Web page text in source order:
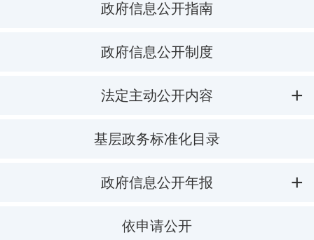
政府信息公开指南
政府信息公开制度
法定主动公开内容
基层政务标准化目录
政府信息公开年报
依申请公开